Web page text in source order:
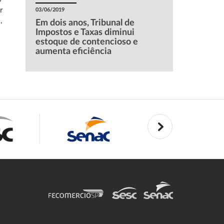
03/06/2019
Em dois anos, Tribunal de
Impostos e Taxas diminui
estoque de contencioso e
aumenta eficiência